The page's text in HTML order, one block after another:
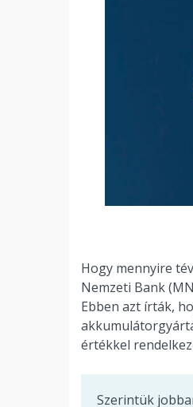
Hogy mennyire
Nemzeti Bank
Ebben azt írták,
értékkel
Szerintük